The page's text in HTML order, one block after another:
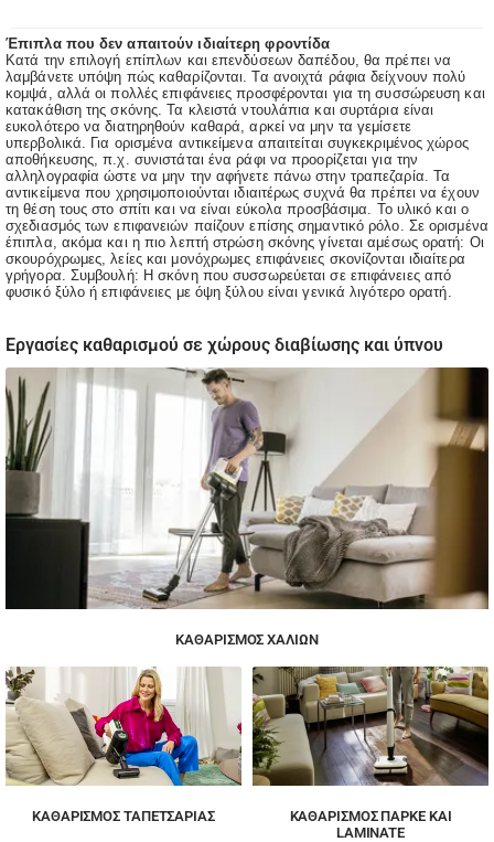
Έπιπλα που δεν απαιτούν ιδιαίτερη φροντίδα
Κατά την επιλογή επίπλων και επενδύσεων δαπέδου, θα πρέπει να
λαμβάνετε υπόψη πώς καθαρίζονται. Τα ανοιχτά ράφια δείχνουν πολύ
κομψά, αλλά οι πολλές επιφάνειες προσφέρονται για τη συσσώρευση και
κατακάθιση της σκόνης. Τα κλειστά ντουλάπια και συρτάρια είναι
ευκολότερο να διατηρηθούν καθαρά, αρκεί να μην τα γεμίσετε
υπερβολικά. Για ορισμένα αντικείμενα απαιτείται συγκεκριμένος χώρος
αποθήκευσης, π.χ. συνιστάται ένα ράφι να προορίζεται για την
αλληλογραφία ώστε να μην την αφήνετε πάνω στην τραπεζαρία. Τα
αντικείμενα που χρησιμοποιούνται ιδιαιτέρως συχνά θα πρέπει να έχουν
τη θέση τους στο σπίτι και να είναι εύκολα προσβάσιμα. Το υλικό και ο
σχεδιασμός των επιφανειών παίζουν επίσης σημαντικό ρόλο. Σε ορισμένα
έπιπλα, ακόμα και η πιο λεπτή στρώση σκόνης γίνεται αμέσως ορατή: Οι
σκουρόχρωμες, λείες και μονόχρωμες επιφάνειες σκονίζονται ιδιαίτερα
γρήγορα. Συμβουλή: Η σκόνη που συσσωρεύεται σε επιφάνειες από
φυσικό ξύλο ή επιφάνειες με όψη ξύλου είναι γενικά λιγότερο ορατή.
Εργασίες καθαρισμού σε χώρους διαβίωσης και ύπνου
ΚΑΘΑΡΙΣΜΌΣ ΧΑΛΙΏΝ
ΚΑΘΑΡΙΣΜΌΣ ΤΑΠΕΤΣΑΡΊΑΣ
ΚΑΘΑΡΙΣΜΌΣ ΠΑΡΚΈ ΚΑΙ
LAMINATE